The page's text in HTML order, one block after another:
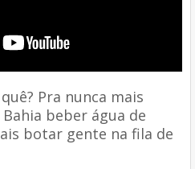
Pra nunca mais
beber água de
botar gente na fila de